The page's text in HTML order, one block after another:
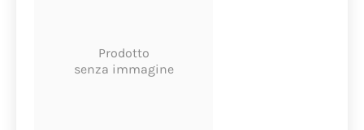
Prodotto
senza immagine